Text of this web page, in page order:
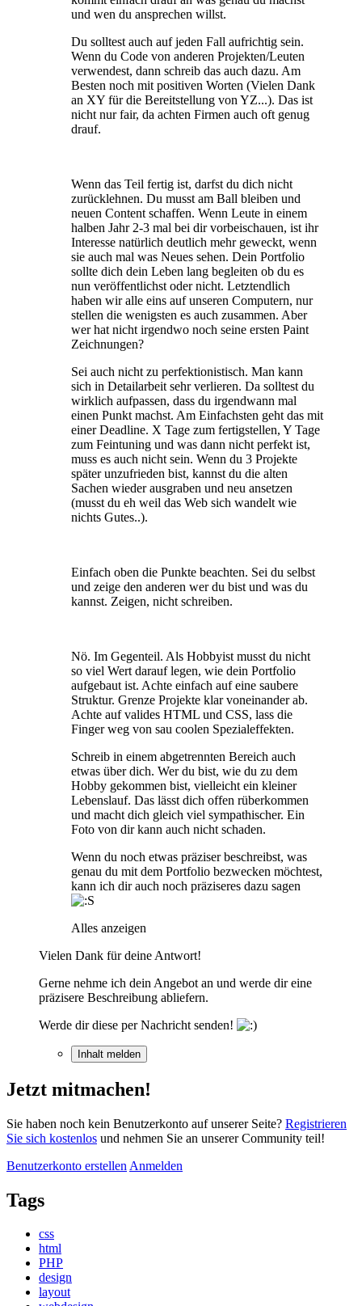
und wen du ansprechen willst.
Du solltest auch auf jeden Fall aufrichtig sein.
Wenn du Code von anderen Projekten/Leuten
verwendest, dann schreib das auch dazu. Am
Besten noch mit positiven Worten (Vielen Dank
an XY für die Bereitstellung von YZ...). Das ist
nicht nur fair, da achten Firmen auch oft genug
drauf.
Wenn das Teil fertig ist, darfst du dich nicht
zurücklehnen. Du musst am Ball bleiben und
neuen Content schaffen. Wenn Leute in einem
halben Jahr 2-3 mal bei dir vorbeischauen, ist ihr
Interesse natürlich deutlich mehr geweckt, wenn
sie auch mal was Neues sehen. Dein Portfolio
sollte dich dein Leben lang begleiten ob du es
nun veröffentlichst oder nicht. Letztendlich
haben wir alle eins auf unseren Computern, nur
stellen die wenigsten es auch zusammen. Aber
wer hat nicht irgendwo noch seine ersten Paint
Zeichnungen?
Sei auch nicht zu perfektionistisch. Man kann
sich in Detailarbeit sehr verlieren. Da solltest du
wirklich aufpassen, dass du irgendwann mal
einen Punkt machst. Am Einfachsten geht das mit
einer Deadline. X Tage zum fertigstellen, Y Tage
zum Feintuning und was dann nicht perfekt ist,
muss es auch nicht sein. Wenn du 3 Projekte
später unzufrieden bist, kannst du die alten
Sachen wieder ausgraben und neu ansetzen
(musst du eh weil das Web sich wandelt wie
nichts Gutes..).
Einfach oben die Punkte beachten. Sei du selbst
und zeige den anderen wer du bist und was du
kannst. Zeigen, nicht schreiben.
Nö. Im Gegenteil. Als Hobbyist musst du nicht
so viel Wert darauf legen, wie dein Portfolio
aufgebaut ist. Achte einfach auf eine saubere
Struktur. Grenze Projekte klar voneinander ab.
Achte auf valides HTML und CSS, lass die
Finger weg von sau coolen Spezialeffekten.
Schreib in einem abgetrennten Bereich auch
etwas über dich. Wer du bist, wie du zu dem
Hobby gekommen bist, vielleicht ein kleiner
Lebenslauf. Das lässt dich offen rüberkommen
und macht dich gleich viel sympathischer. Ein
Foto von dir kann auch nicht schaden.
Wenn du noch etwas präziser beschreibst, was
genau du mit dem Portfolio bezwecken möchtest,
kann ich dir auch noch präziseres dazu sagen
Alles anzeigen
Vielen Dank für deine Antwort!
Gerne nehme ich dein Angebot an und werde dir eine
präzisere Beschreibung abliefern.
Werde dir diese per Nachricht senden!
Inhalt melden
Jetzt mitmachen!
Sie haben noch kein Benutzerkonto auf unserer Seite? Registrieren
Sie sich kostenlos und nehmen Sie an unserer Community teil!
Benutzerkonto erstellen Anmelden
Tags
css
html
PHP
design
layout